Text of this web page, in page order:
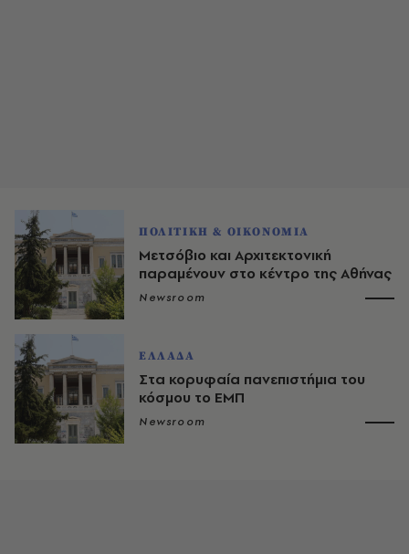
ΠΟΛΙΤΙΚΗ & ΟΙΚΟΝΟΜΙΑ
Μετσόβιο και Αρχιτεκτονική
παραμένουν στο κέντρο της Αθήνας
Newsroom
ΕΛΛΑΔΑ
Στα κορυφαία πανεπιστήμια του
κόσμου το ΕΜΠ
Newsroom